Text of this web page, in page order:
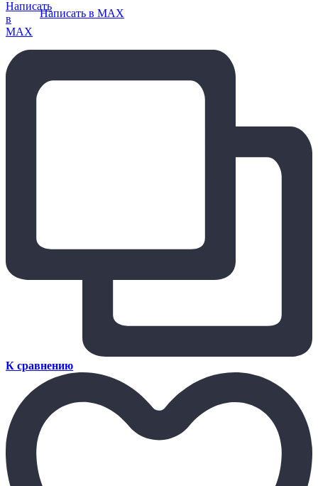
Написать в MAX
К сравнению